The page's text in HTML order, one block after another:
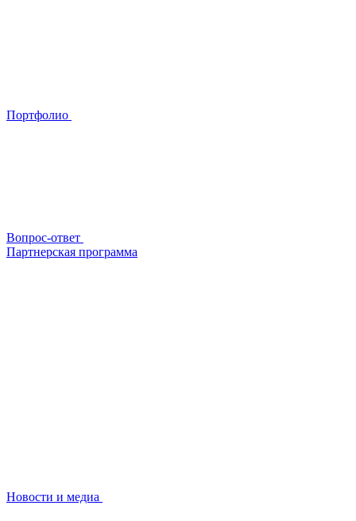
Портфолио
Вопрос-ответ
Партнерская программа
Новости и медиа